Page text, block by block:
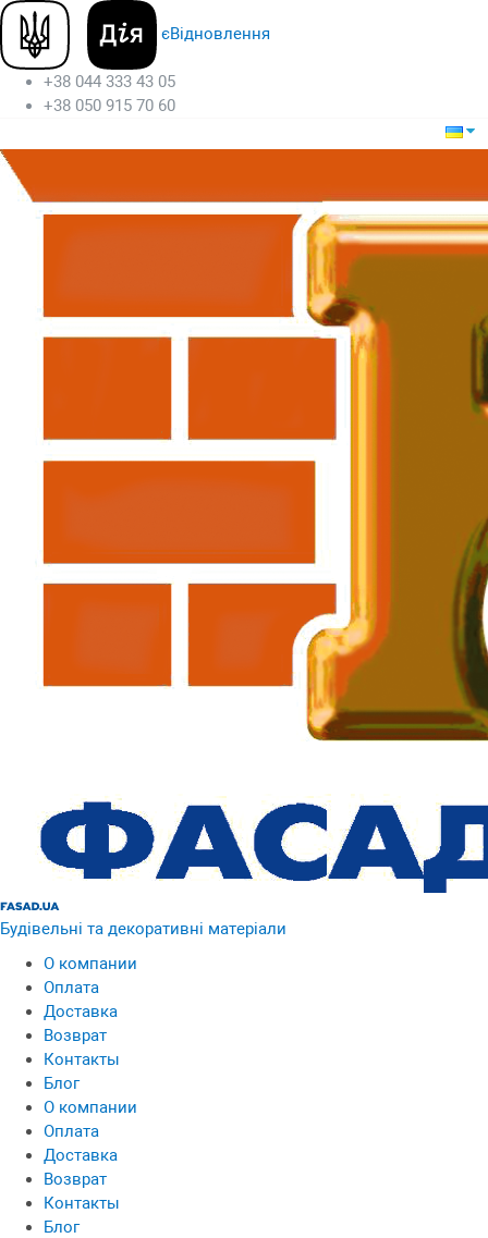
єВідновлення
+38 044 333 43 05
+38 050 915 70 60
Будівельні та декоративні матеріали
О компании
Оплата
Доставка
Возврат
Контакты
Блог
О компании
Оплата
Доставка
Возврат
Контакты
Блог